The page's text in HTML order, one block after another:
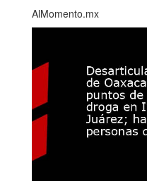
AlMomento.mx